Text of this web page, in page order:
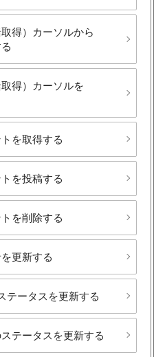
取得）​カーソルから​
取得）​カーソルを​
を​取得する
を​投稿する
を​削除する
更新する
テータスを​更新する
テータスを​更新する